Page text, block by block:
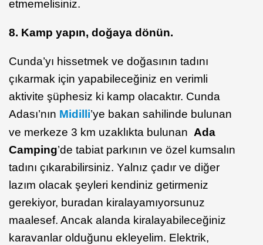
etmemelisiniz.
8. Kamp yapın, doğaya dönün.
Cunda’yı hissetmek ve doğasının tadını
çıkarmak için yapabileceğiniz en verimli
aktivite şüphesiz ki kamp olacaktır. Cunda
Adası’nın Midilli’ye bakan sahilinde bulunan
ve merkeze 3 km uzaklıkta bulunan Ada
Camping’de tabiat parkının ve özel kumsalın
tadını çıkarabilirsiniz. Yalnız çadır ve diğer
lazım olacak şeyleri kendiniz getirmeniz
gerekiyor, buradan kiralayamıyorsunuz
maalesef. Ancak alanda kiralayabileceğiniz
karavanlar olduğunu ekleyelim. Elektrik,